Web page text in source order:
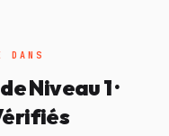
DANS
Niveau 1 ·